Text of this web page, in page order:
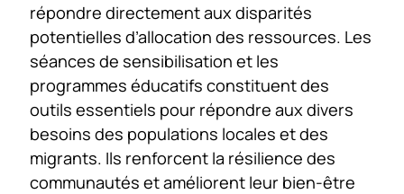
répondre directement aux disparités
potentielles d’allocation des ressources. Les
séances de sensibilisation et les
programmes éducatifs constituent des
outils essentiels pour répondre aux divers
besoins des populations locales et des
migrants. Ils renforcent la résilience des
communautés et améliorent leur bien-être